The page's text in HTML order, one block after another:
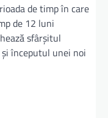
de timp în care
de 12 luni
sfârșitul
începutul unei noi